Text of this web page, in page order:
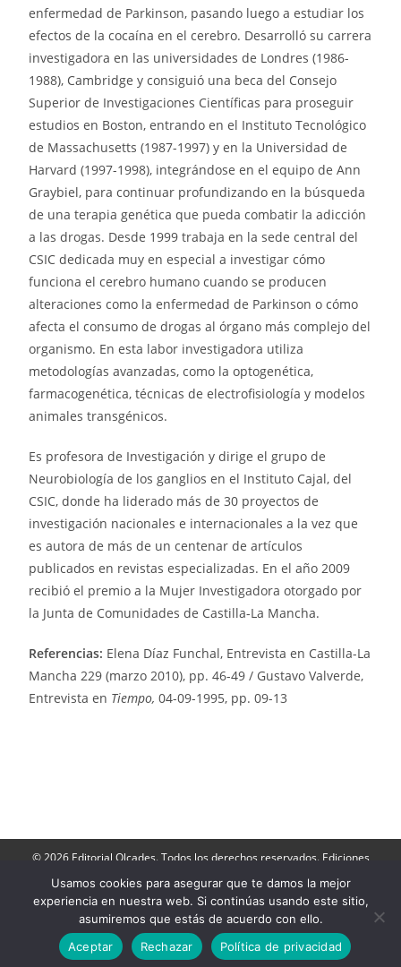
enfermedad de Parkinson, pasando luego a estudiar los
efectos de la cocaína en el cerebro. Desarrolló su carrera
investigadora en las universidades de Londres (1986-
1988), Cambridge y consiguió una beca del Consejo
Superior de Investigaciones Científicas para proseguir
estudios en Boston, entrando en el Instituto Tecnológico
de Massachusetts (1987-1997) y en la Universidad de
Harvard (1997-1998), integrándose en el equipo de Ann
Graybiel, para continuar profundizando en la búsqueda
de una terapia genética que pueda combatir la adicción
a las drogas. Desde 1999 trabaja en la sede central del
CSIC dedicada muy en especial a investigar cómo
funciona el cerebro humano cuando se producen
alteraciones como la enfermedad de Parkinson o cómo
afecta el consumo de drogas al órgano más complejo del
organismo. En esta labor investigadora utiliza
metodologías avanzadas, como la optogenética,
farmacogenética, técnicas de electrofisiología y modelos
animales transgénicos.
Es profesora de Investigación y dirige el grupo de
Neurobiología de los ganglios en el Instituto Cajal, del
CSIC, donde ha liderado más de 30 proyectos de
investigación nacionales e internacionales a la vez que
es autora de más de un centenar de artículos
publicados en revistas especializadas. En el año 2009
recibió el premio a la Mujer Investigadora otorgado por
la Junta de Comunidades de Castilla-La Mancha.
Referencias: Elena Díaz Funchal, Entrevista en Castilla-La
Mancha 229 (marzo 2010), pp. 46-49 / Gustavo Valverde,
Entrevista en Tiempo,04-09-1995, pp. 09-13
© 2026 Editorial Olcades. Todos los derechos reservados. Ediciones
264.
Director: José Luis Muñoz |Contactar|Aviso Legal|Política de
Privacidad | Politica de cookies Acceder a Ediciones Olcades
Consultor de Marketing Digital Madrid
Usamos cookies para asegurar que te damos la mejor
experiencia en nuestra web. Si continúas usando este sitio,
asumiremos que estás de acuerdo con ello.
Aceptar
Rechazar Política de privacidad